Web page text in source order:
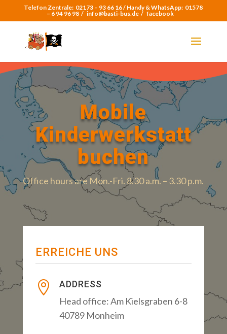
Telefon Zentrale: 02173 – 93 66 16 / Handy & WhatsApp: 01578
– 6 94 96 98 / info@basti-bus.de / facebook
Mobile
Kinderwerkstatt
buchen
Office hours are Mon.-Fri. 8.30 a.m. – 3.30 p.m.
ERREICHE UNS
 ADDRESS
Head office: Am Kielsgraben 6-8
40789 Monheim